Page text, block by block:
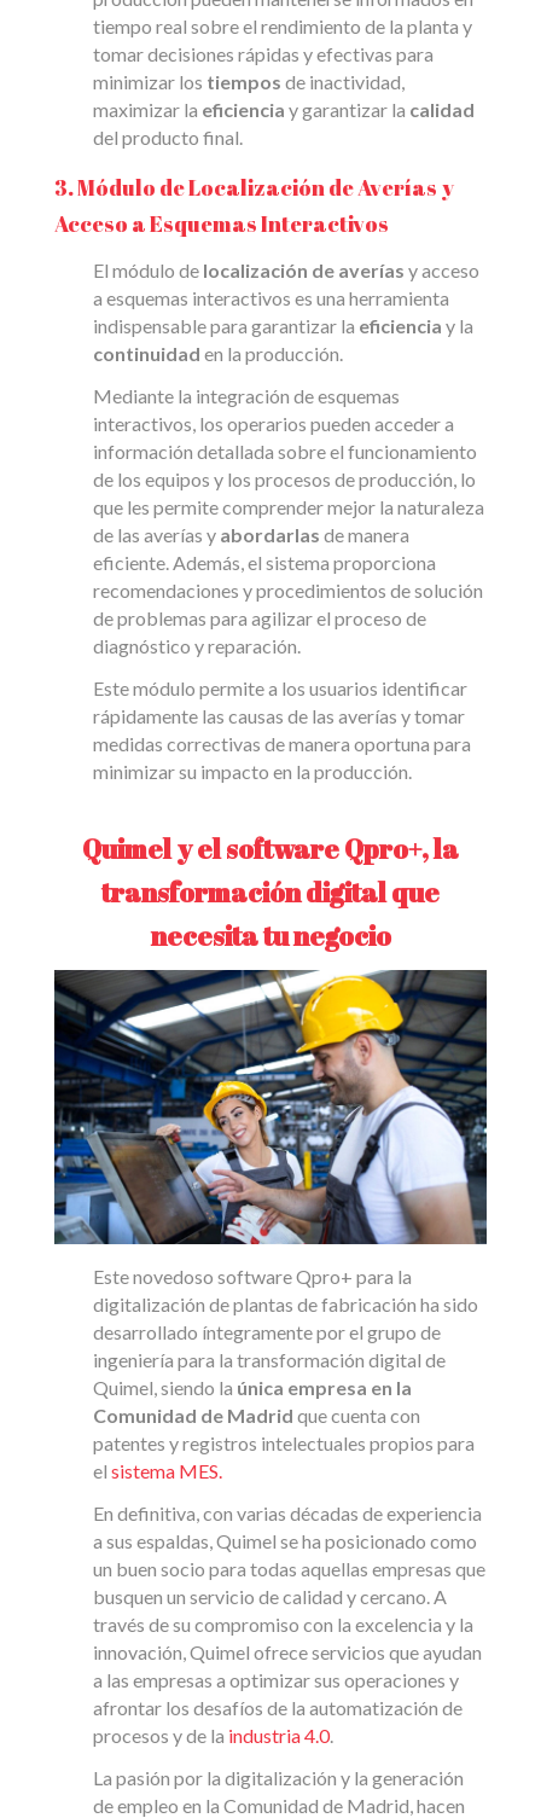
tiempo real sobre el rendimiento de la planta y
tomar decisiones rápidas y efectivas para
minimizar los tiempos de inactividad,
maximizar la eficiencia y garantizar la calidad
del producto final.
3. Módulo de Localización de Averías y
Acceso a Esquemas Interactivos
El módulo de localización de averías y acceso
a esquemas interactivos es una herramienta
indispensable para garantizar la eficiencia y la
continuidad en la producción.
Mediante la integración de esquemas
interactivos, los operarios pueden acceder a
información detallada sobre el funcionamiento
de los equipos y los procesos de producción, lo
que les permite comprender mejor la naturaleza
de las averías y abordarlas de manera
eficiente. Además, el sistema proporciona
recomendaciones y procedimientos de solución
de problemas para agilizar el proceso de
diagnóstico y reparación.
Este módulo permite a los usuarios identificar
rápidamente las causas de las averías y tomar
medidas correctivas de manera oportuna para
minimizar su impacto en la producción.
Quimel y el software Qpro+, la
transformación digital que
necesita tu negocio
Este novedoso software Qpro+ para la
digitalización de plantas de fabricación ha sido
desarrollado íntegramente por el grupo de
ingeniería para la transformación digital de
Quimel, siendo la única empresa en la
Comunidad de Madrid que cuenta con
patentes y registros intelectuales propios para
el sistema MES.
En definitiva, con varias décadas de experiencia
a sus espaldas, Quimel se ha posicionado como
un buen socio para todas aquellas empresas que
busquen un servicio de calidad y cercano. A
través de su compromiso con la excelencia y la
innovación, Quimel ofrece servicios que ayudan
a las empresas a optimizar sus operaciones y
afrontar los desafíos de la automatización de
procesos y de la industria 4.0.
La pasión por la digitalización y la generación
de empleo en la Comunidad de Madrid, hacen